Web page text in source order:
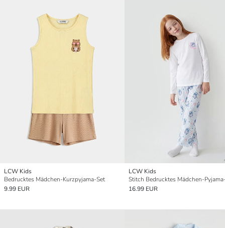
LCW Kids
Bedrucktes Mädchen-Kurzpyjama-Set
9.99 EUR
LCW Kids
Stitch Bedrucktes Mädchen-
16.99 EUR